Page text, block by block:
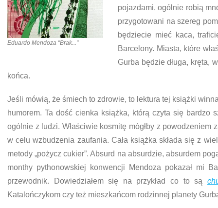
Eduardo Mendoza "Brak..."
pojazdami, ogólnie robią
przygotowani na szereg
będziecie mieć kaca,
Barcelony. Miasta, które
Gurba będzie długa, kręta,
końca.
Jeśli mówią, że śmiech to zdrowie, to lektura tej książki
humorem. Ta dość cienka książka, którą czyta się bardzo
ogólnie z ludzi. Właściwie kosmitę mógłby z
w celu wzbudzenia zaufania. Cała książka składa się z
metody „pożycz cukier”. Absurd na absurdzie, absurdem
monthy pythonowskiej konwencji Mendoza pokazał mi
przewodnik. Dowiedziałem się na przykład co to są
Katalończykom czy też mieszkańcom rodzinnej planety